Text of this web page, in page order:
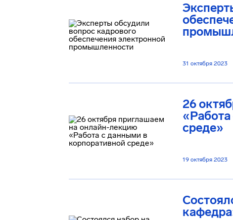
31 октября 2023
26
среде»
19 октября 2023